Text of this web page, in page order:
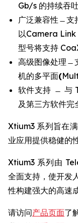
Gb/s 的持续吞
广泛兼容性 ̶ 支
以Camera Link
型号将支持
高级图像处理
机的多平面(
软件支持 ̶ 与
及第三方软件完
Xtium3 系列旨在
业应用提供稳健的
Xtium3 系列由
全面支持，使开发
性构建强大的高速
请访问产品页面了